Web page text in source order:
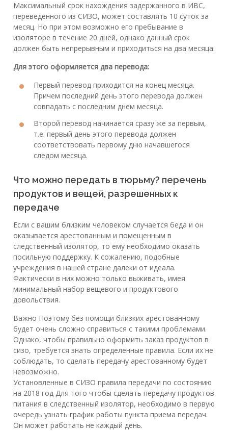
Максимальный срок нахождения задержанного в ИВС,
переведенного из СИЗО, может составлять 10 суток за
месяц. Но при этом возможно его пребывание в
изоляторе в течение 20 дней, однако данный срок
должен быть непрерывным и приходиться на два месяца.
Для этого оформляется два перевода:
Первый перевод приходится на конец месяца.
Причем последний день этого перевода должен
совпадать с последним днем месяца.
Второй перевод начинается сразу же за первым,
т.е. первый день этого перевода должен
соответствовать первому дню начавшегося
следом месяца.
Что можно передать в тюрьму? перечень
продуктов и вещей, разрешенных к
передаче
Если с вашим близким человеком случается беда и он
оказывается арестованным и помещенным в
следственный изолятор, то ему необходимо оказать
посильную поддержку. К сожалению, подобные
учреждения в нашей стране далеки от идеала.
Фактически в них можно только выживать, имея
минимальный набор вещевого и продуктового
довольствия.
Важно Поэтому без помощи близких арестованному
будет очень сложно справиться с такими проблемами.
Однако, чтобы правильно оформить заказ продуктов в
сизо, требуется знать определенные правила. Если их не
соблюдать, то сделать передачу арестованному будет
невозможно.
Установленные в СИЗО правила передачи по состоянию
на 2018 год Для того чтобы сделать передачу продуктов
питания в следственный изолятор, необходимо в первую
очередь узнать график работы пункта приема передач.
Он может работать не каждый день.